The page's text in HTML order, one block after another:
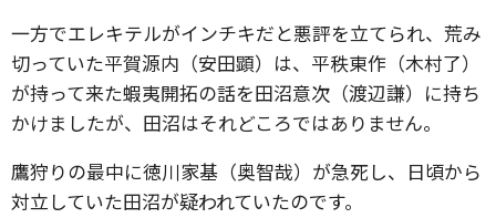
一方でエレキテルがインチキだと悪評を立てられ、荒み
切っていた平賀源内（安田顕）は、平秩東作（木村了）
が持って来た蝦夷開拓の話を田沼意次（渡辺謙）に持ち
かけましたが、田沼はそれどころではありません。
鷹狩りの最中に徳川家基（奥智哉）が急死し、日頃から
対立していた田沼が疑われていたのです。